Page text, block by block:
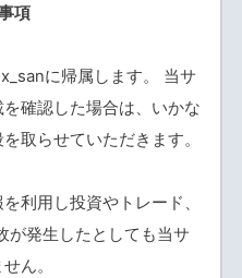
項
に帰属します。 当サ
確認した場合は、いかな
取らせていただきます。
利用し投資やトレード、
が発生したとしても当サ
ん。